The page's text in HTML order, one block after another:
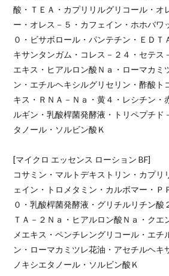
酸・ＴＥＡ・カプリリルグリコール・オ
ー・オレス－５・カフェイン・ホホバワ
０・ビサボロール・パンテチン・ＥＤＴ
キサンタンガム・コレス－２４・セテス
エキス・ヒアルロン酸Ｎａ・ローマカミ
ン・エチルヘキシルグリセリン・酢酸ト
キス・ＲＮＡ－Ｎａ・黄４・レシチン・
ルギン・乳酸桿菌発酵液・トリペプチド
タノール・ソルビン酸Ｋ
[マイクロ エッセンス ローション BF]
コサミン・マルトデキストリン・カプリ
ェイン・トロメタミン・カルボマー・Ｐ
０・乳酸桿菌発酵液・グリチルリチン酸
ＴＡ－２Ｎａ・ヒアルロン酸Ｎａ・クエ
メエキス・ペンチレングリコール・エチ
ン・ローマカミツレ花油・アセチルヘキ
ノキシエタノール・ソルビン酸Ｋ